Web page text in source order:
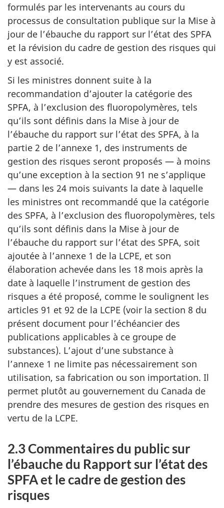
formulés par les intervenants au cours du
processus de consultation publique sur la Mise à
jour de l’ébauche du rapport sur l’état des SPFA
et la révision du cadre de gestion des risques qui
y est associé.
Si les ministres donnent suite à la
recommandation d’ajouter la catégorie des
SPFA, à l’exclusion des fluoropolymères, tels
qu’ils sont définis dans la Mise à jour de
l’ébauche du rapport sur l’état des SPFA, à la
partie 2 de l’annexe 1, des instruments de
gestion des risques seront proposés — à moins
qu’une exception à la section 91 ne s’applique
— dans les 24 mois suivants la date à laquelle
les ministres ont recommandé que la catégorie
des SPFA, à l’exclusion des fluoropolymères, tels
qu’ils sont définis dans la Mise à jour de
l’ébauche du rapport sur l’état des SPFA, soit
ajoutée à l’annexe 1 de la LCPE, et son
élaboration achevée dans les 18 mois après la
date à laquelle l’instrument de gestion des
risques a été proposé, comme le soulignent les
articles 91 et 92 de la LCPE (voir la section 8 du
présent document pour l’échéancier des
publications applicables à ce groupe de
substances). L’ajout d’une substance à
l’annexe 1 ne limite pas nécessairement son
utilisation, sa fabrication ou son importation. Il
permet plutôt au gouvernement du Canada de
prendre des mesures de gestion des risques en
vertu de la LCPE.
2.3 Commentaires du public sur
l’ébauche du Rapport sur l’état des
SPFA et le cadre de gestion des
risques